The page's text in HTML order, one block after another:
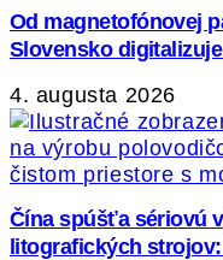
Od magnetofónovej
Slovensko
4. augusta 2026
Čína spúšťa sériovú
litografických